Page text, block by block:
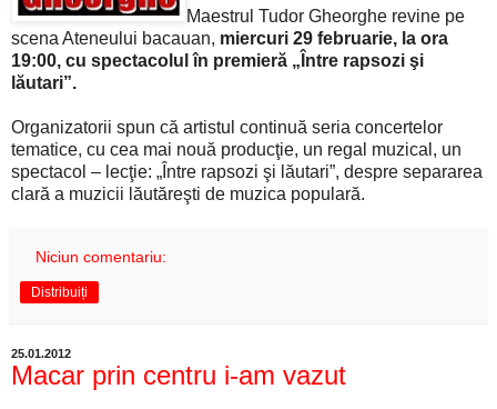
Maestrul Tudor Gheorghe revine pe
scena Ateneului bacauan, miercuri 29 februarie, la ora
19:00, cu spectacolul în premieră „Între rapsozi şi
lăutari”.
Organizatorii spun că artistul continuă seria concertelor
tematice, cu cea mai nouă producţie, un regal muzical, un
spectacol – lecţie: „Între rapsozi şi lăutari”, despre separarea
clară a muzicii lăutăreşti de muzica populară.
Niciun comentariu:
Distribuiți
25.01.2012
Macar prin centru i-am vazut